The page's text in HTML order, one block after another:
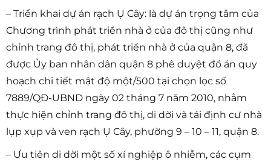
– Triển khai dự án rạch Ụ Cây: là dự án trọng tâm của
Chương trình phát triển nhà ở của đô thị cũng như
chỉnh trang đô thị, phát triển nhà ở của quận 8, đã
được Ủy ban nhân dân quận 8 phê duyệt đồ án quy
hoạch chi tiết mật độ một/500 tại chọn lọc số
7889/QĐ-UBND ngày 02 tháng 7 năm 2010, nhằm
thực hiện chỉnh trang đô thị, di dời và tái định cư nhà
lụp xụp và ven rạch Ụ Cây, phường 9 – 10 – 11, quận 8.
– Ưu tiên di dời một số xí nghiệp ô nhiễm, các cụm